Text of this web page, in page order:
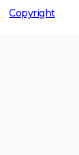
Copyright